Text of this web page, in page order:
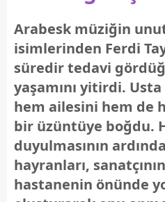
Arabesk müziğin
isimlerinden Ferdi
süredir tedavi
yaşamını yitirdi. Usta
hem ailesini hem de
bir üzüntüye boğdu.
duyulmasının
hayranları,
hastanenin önünde